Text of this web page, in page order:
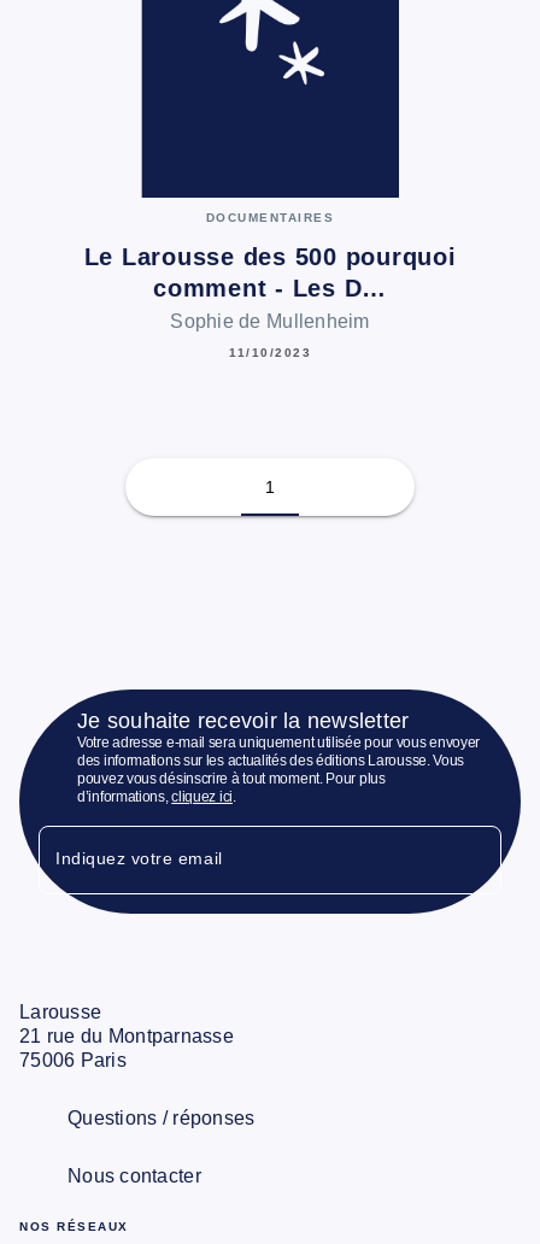
DOCUMENTAIRES
Le Larousse des 500 pourquoi
comment - Les D…
Sophie de Mullenheim
11/10/2023
1
Je souhaite recevoir la newsletter
Votre adresse e-mail sera uniquement utilisée pour vous envoyer
des informations sur les actualités des éditions Larousse. Vous
pouvez vous désinscrire à tout moment. Pour plus
d’informations,cliquez ici.
Indiquez votre email
Larousse
21 rue du Montparnasse
75006 Paris
Questions / réponses
Nous contacter
NOS RÉSEAUX